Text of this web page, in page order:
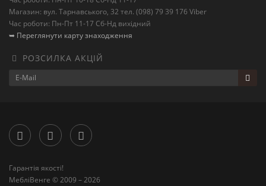
Магазин: вул. Тарнавського, 32 тел. (098) 79 39 176 Viber
Час роботи: Пн-Пт 11-17 Сб-Нд вихідний
➥ Переглянути карту знаходження
РОЗСИЛКА АКЦІЙ
Гарантія якості!
МебліВенге © 2009 – 2026